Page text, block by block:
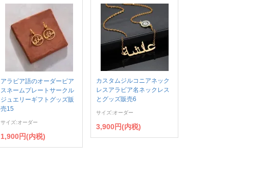
アラビア語のオーダーピア
スネームプレートサークル
ジュエリーギフトグッズ販
売15
サイズ:オーダー
1,900円(内税)
カスタムジルコニアネック
レスアラビア名ネックレス
とグッズ販売6
サイズ:オーダー
3,900円(内税)